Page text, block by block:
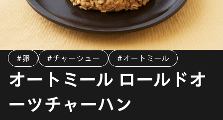
#卵 #チャーシュー #オートミール
オートミール ロールドオ
ーツチャーハン